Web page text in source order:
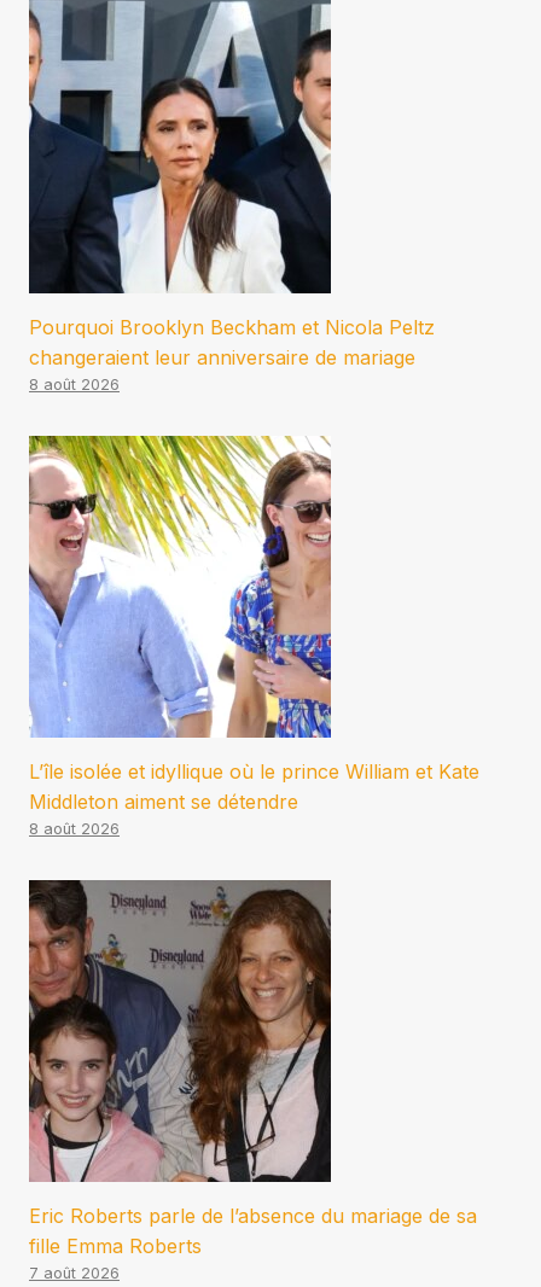
Pourquoi Brooklyn Beckham et Nicola Peltz
changeraient leur anniversaire de mariage
8 août 2026
L’île isolée et idyllique où le prince William et Kate
Middleton aiment se détendre
8 août 2026
Eric Roberts parle de l’absence du mariage de sa
fille Emma Roberts
7 août 2026